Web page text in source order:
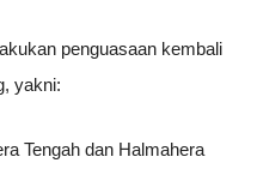
penguasaan kembali
yakni:
Tengah dan Halmahera